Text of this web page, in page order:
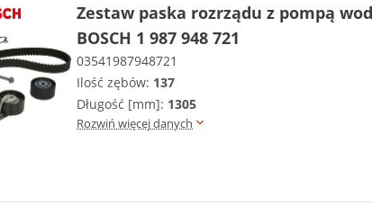
Zestaw paska rozrządu z pompą
BOSCH 1 987 948 721
03541987948721
Ilość zębów: 137
Długość [mm]: 1305
Rozwiń więcej danych